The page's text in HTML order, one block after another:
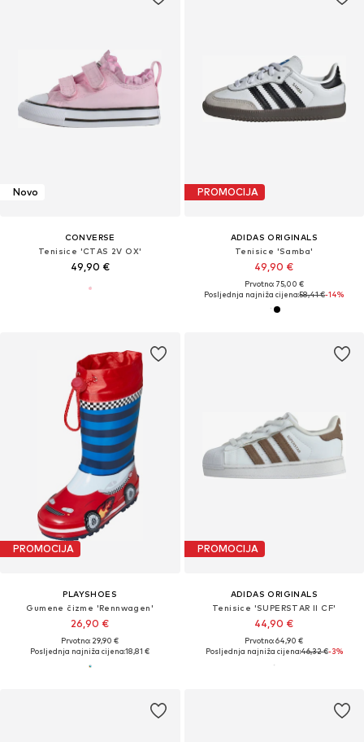
Novo
CONVERSE
Tenisice 'CTAS 2V OX'
49,90 €
PROMOCIJA
ADIDAS ORIGINALS
Tenisice 'Samba'
49,90 €
Prvotno: 75,00 €
Posljednja najniža cijena:58,41 €-14%
PROMOCIJA
PLAYSHOES
Gumene čizme 'Rennwagen'
26,90 €
Prvotno: 29,90 €
Posljednja najniža cijena:18,81 €
PROMOCIJA
ADIDAS ORIGINALS
Tenisice 'SUPERSTAR II CF'
44,90 €
Prvotno: 64,90 €
Posljednja najniža cijena:46,32 €-3%